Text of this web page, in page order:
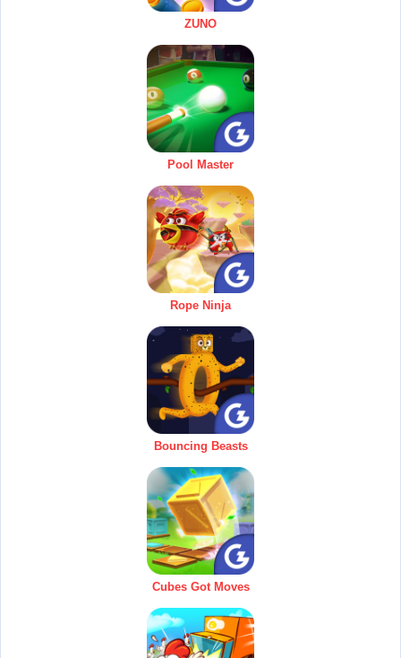
ZUNO
Pool Master
Rope Ninja
Bouncing Beasts
Cubes Got Moves